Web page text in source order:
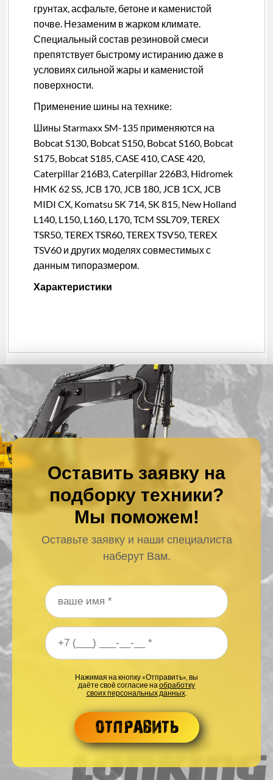
грунтах, асфальте, бетоне и каменистой
почве. Незаменим в жарком климате.
Специальный состав резиновой смеси
препятствует быстрому истиранию даже в
условиях сильной жары и каменистой
поверхности.
Применение шины на технике:
Шины Starmaxx SM-135 применяются на
Bobcat S130, Bobcat S150, Bobcat S160, Bobcat
S175, Bobcat S185, CASE 410, CASE 420,
Caterpillar 216B3, Caterpillar 226B3, Hidromek
HMK 62 SS, JCB 170, JCB 180, JCB 1CX, JCB
MIDI CX, Komatsu SK 714, SK 815, New Holland
L140, L150, L160, L170, TCM SSL709, TEREX
TSR50, TEREX TSR60, TEREX TSV50, TEREX
TSV60 и других моделях совместимых с
данным типоразмером.
Характеристики
Оставить заявку на
подборку техники?
Мы поможем!
Оставьте заявку и наши специалиста
наберут Вам.
Ваше имя*
Ваш номер телефона*
Нажимая на кнопку «Отправить», вы
даёте своё согласие наобработку
своих персональных данных.